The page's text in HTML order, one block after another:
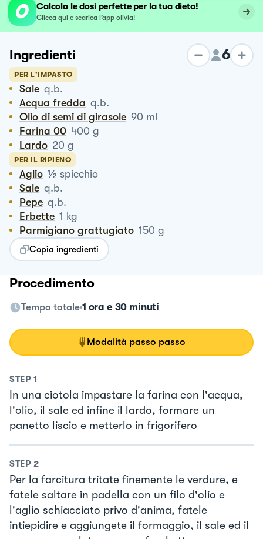
Calcola le dosi perfette per la tua dieta!
Clicca qui e scarica l’app olivia!
Ingredienti 6
PER L'IMPASTO
Sale q.b.
Acqua fredda q.b.
Olio di semi di girasole 90 ml
Farina 00 400 g
Lardo 20 g
PER IL RIPIENO
Aglio ½ spicchio
Sale q.b.
Pepe q.b.
Erbette 1 kg
Parmigiano grattugiato 150 g
Copia ingredienti
Procedimento
Tempo totale 1 ora e 30 minuti
Modalità passo passo
STEP 1
In una ciotola impastare la farina con l'acqua,
l'olio, il sale ed infine il lardo, formare un
panetto liscio e metterlo in frigorifero
STEP 2
Per la farcitura tritate finemente le verdure, e
fatele saltare in padella con un filo d'olio e
l'aglio schiacciato privo d'anima, fatele
intiepidire e aggiungete il formaggio, il sale ed il